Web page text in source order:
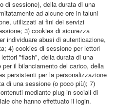
di sessione), della durata di una
ad alcune ore in taluni
utilizzati ai fini dei servizi
3) cookies di sicurezza
individuare abusi di autenticazione,
4) cookies di sessione per lettori
"flash", della durata di una
il bilanciamento del carico, della
persistenti per la personalizzazione
di una sessione (o poco più); 7)
mediante plug-in sociali di
che hanno effettuato il login.